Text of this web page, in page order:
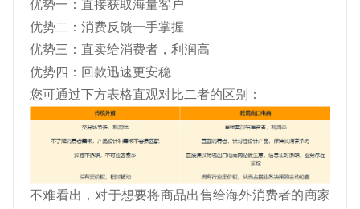
优势一：直接获取海量客户
优势二：消费反馈一手掌握
优势三：直卖给消费者，利润高
优势四：回款迅速更安稳
您可通过下方表格直观对比二者的区别：
不难看出，对于想要将商品出售给海外消费者的商家